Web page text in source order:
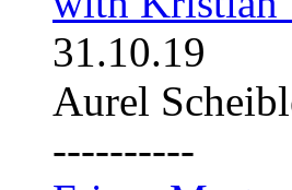
31.10.19
Aurel
----------